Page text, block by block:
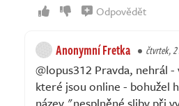
Odpovědět
Anonymní Fretka čtvrtek,
@lopus312 Pravda, nehrál
které jsou online - bohužel